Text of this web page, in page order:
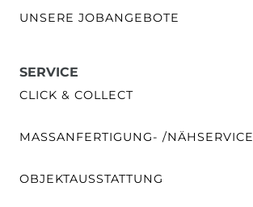
UNSERE JOBANGEBOTE
SERVICE
CLICK & COLLECT
MASSANFERTIGUNG- /NÄHSERVICE
OBJEKTAUSSTATTUNG